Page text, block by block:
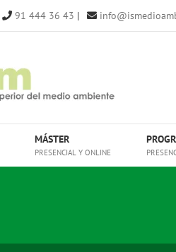
91 444 36 43 |
MÁSTER
PRESENCIAL Y ONLINE